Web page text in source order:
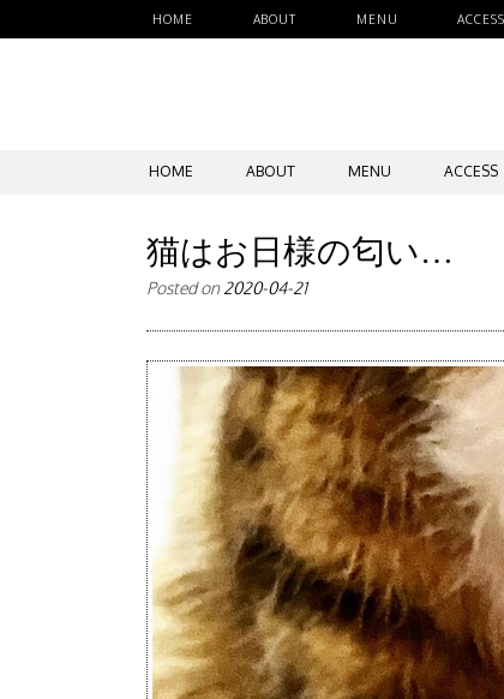
HOME ABOUT MENU ACCESS
SKIP
HOME ABOUT MENU ACCESS
猫はお日様の匂い…
Posted on2020-04-21